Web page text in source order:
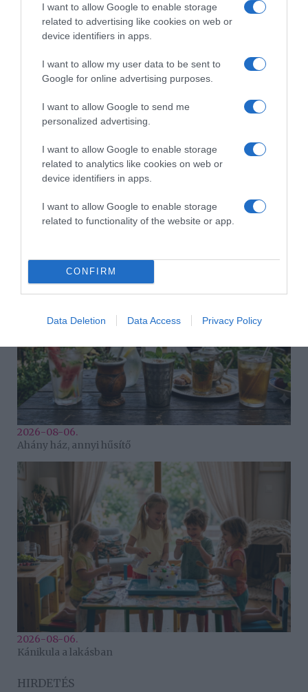
I want to allow Google to enable storage
related to advertising like cookies on web or
device identifiers in apps.
I want to allow my user data to be sent to
Google for online advertising purposes.
I want to allow Google to send me
personalized advertising.
I want to allow Google to enable storage
related to analytics like cookies on web or
device identifiers in apps.
I want to allow Google to enable storage
related to functionality of the website or app.
CONFIRM
Data Deletion Data Access Privacy Policy
2026-08-07.
Mikes Anna és Krausz Gábor kitálaltak a házasságukról
2026-08-06.
2026-08-06.
Ahány ház, annyi hűsítő
2026-08-06.
Kánikula a lakásban
HIRDETÉS